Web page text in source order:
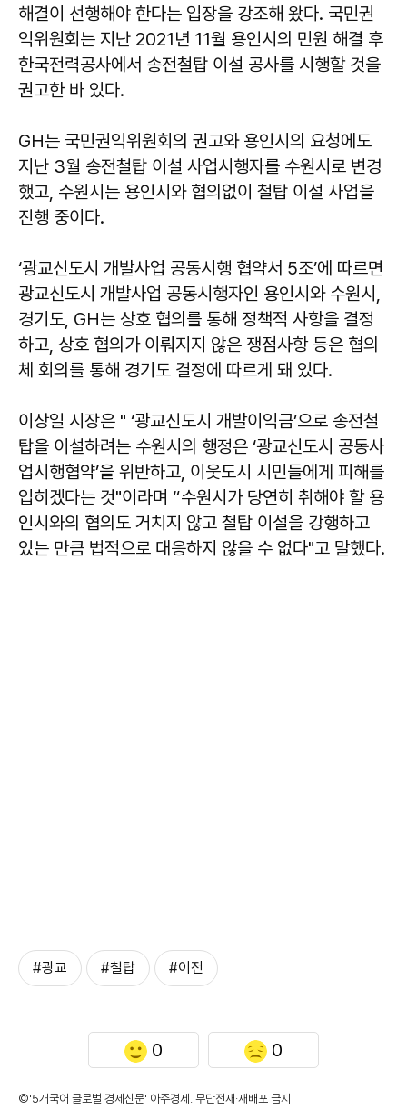
해결이 선행해야 한다는 입장을 강조해 왔다. 국민권
익위원회는 지난 2021년 11월 용인시의 민원 해결 후
한국전력공사에서 송전철탑 이설 공사를 시행할 것을
권고한 바 있다.
GH는 국민권익위원회의 권고와 용인시의 요청에도
지난 3월 송전철탑 이설 사업시행자를 수원시로 변경
했고, 수원시는 용인시와 협의없이 철탑 이설 사업을
진행 중이다.
‘광교신도시 개발사업 공동시행 협약서 5조’에 따르면
광교신도시 개발사업 공동시행자인 용인시와 수원시,
경기도, GH는 상호 협의를 통해 정책적 사항을 결정
하고, 상호 협의가 이뤄지지 않은 쟁점사항 등은 협의
체 회의를 통해 경기도 결정에 따르게 돼 있다.
이상일 시장은 " ‘광교신도시 개발이익금’으로 송전철
탑을 이설하려는 수원시의 행정은 ‘광교신도시 공동사
업시행협약’을 위반하고, 이웃도시 시민들에게 피해를
입히겠다는 것"이라며 “수원시가 당연히 취해야 할 용
인시와의 협의도 거치지 않고 철탑 이설을 강행하고
있는 만큼 법적으로 대응하지 않을 수 없다"고 말했다.
#광교 #철탑 #이전
0 0
©'5개국어 글로벌 경제신문' 아주경제. 무단전재·재배포 금지